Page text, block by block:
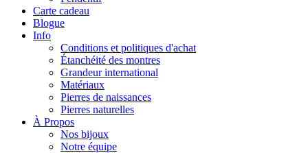
Carte cadeau
Blogue
Info
Conditions et politiques d'achat
Étanchéité des montres
Grandeur international
Matériaux
Pierres de naissances
Pierres naturelles
À Propos
Nos bijoux
Notre équipe